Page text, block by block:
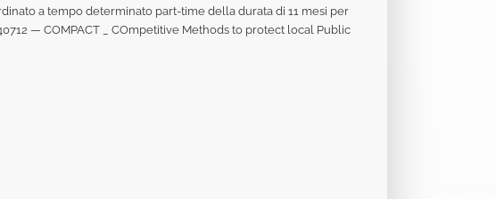
a tempo determinato part‐time della durata di 11 mesi per
— COMPACT _ COmpetitive Methods to protect local Public